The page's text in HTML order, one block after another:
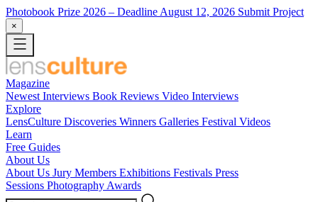
Photobook Prize 2026 – Deadline August 12, 2026 Submit Project
×
Magazine
Newest Interviews Book Reviews Video Interviews
Explore
LensCulture Discoveries Winners Galleries Festival Videos
Learn
Free Guides
About Us
About Us Jury Members Exhibitions Festivals Press
Sessions Photography Awards